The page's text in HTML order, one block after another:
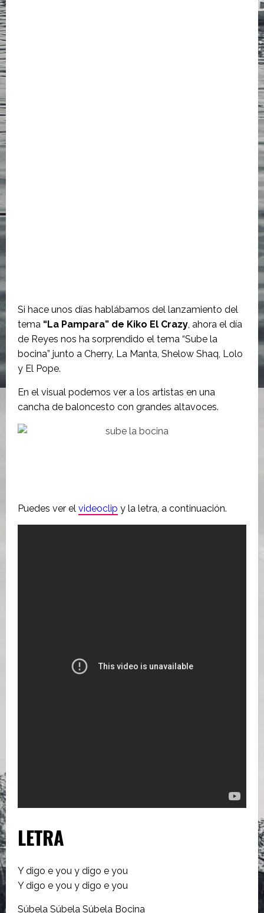
Si hace unos días hablábamos del lanzamiento del
tema “La Pampara” de Kiko El Crazy, ahora el día
de Reyes nos ha sorprendido el tema “Sube la
bocina” junto a Cherry, La Manta, Shelow Shaq, Lolo
y El Pope.
En el visual podemos ver a los artistas en una
cancha de baloncesto con grandes altavoces.
Puedes ver el videoclip y la letra, a continuación.
LETRA
Y digo e you y digo e you
Y digo e you y digo e you
Súbela Súbela Súbela Bocina